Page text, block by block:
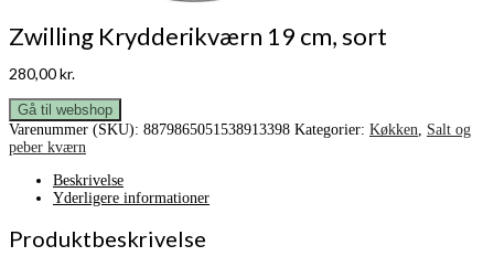
Zwilling Krydderikværn 19 cm, sort
280,00kr.
Gå til webshop
Varenummer (SKU): 8879865051538913398 Kategorier: Køkken, Salt og
peber kværn
Beskrivelse
Yderligere informationer
Produktbeskrivelse